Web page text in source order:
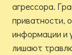
агрессора.
приватности,
информации и
лишают